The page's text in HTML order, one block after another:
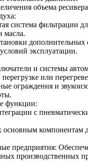
объема
система фильтрации
масла.
дополнительных
эксплуатации.
и системы
или
ограждения и
функции:
с
основным компонентам
предприятия:
производственных